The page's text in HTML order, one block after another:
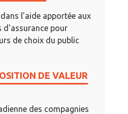
l'aide apportée aux
d'assurance pour
de choix du public
DE VALEUR
des compagnies